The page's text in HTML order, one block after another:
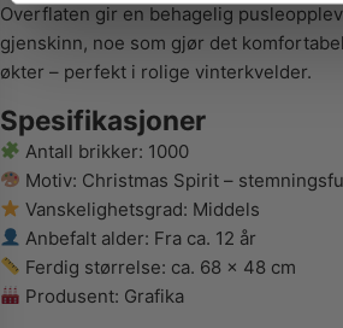
Overflaten gir en behagelig
gjenskinn, noe som gjør det
økter – perfekt i rolige vinterkvelder.
Spesifikasjoner
Antall brikker: 1000
Motiv: Christmas Spirit –
Vanskelighetsgrad: Middels
Anbefalt alder: Fra ca. 12 år
Ferdig størrelse: ca. 68 x 48 cm
Produsent: Grafika